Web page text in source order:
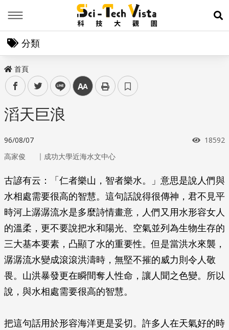
展
分類
首頁
facebooktwitter line 中
滔天巨浪
96/08/07 瀏覽次
18592
高家俊 ｜ 成功大學近海水文中心
古諺有云：「仁者樂山，智者樂水。」意思是說人們與
水相處需要很高的智慧。這句話說得很傳神，君不見平
時河上潺潺流水是多麼詩情畫意，人們又用水形容女人
的溫柔，更不要說把水和陽光、空氣並列為生物生存的
三大基本要素，凸顯了水的重要性。但是當洪水來襲，
潺潺流水變成滾滾洪濤時，無堅不摧的威力則令人敬
畏。山洪暴發更在瞬間奪人性命，讓人聞之色變。所以
說，與水相處需要很高的智慧。
把這句話用於形容海洋更是妥切。許多人在天氣好的時